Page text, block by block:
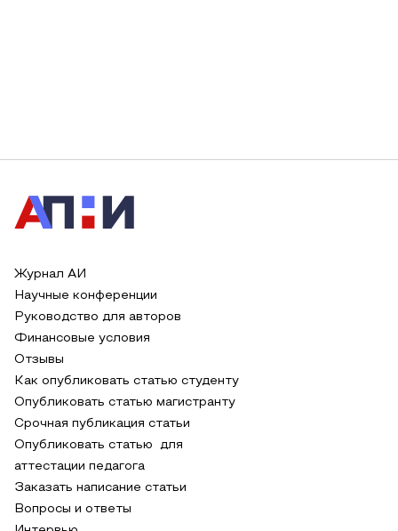
Журнал АИ
Научные конференции
Руководство для авторов
Финансовые условия
Отзывы
Как опубликовать статью студенту
Опубликовать статью магистранту
Срочная публикация статьи
Опубликовать статью для
аттестации педагога
Заказать написание статьи
Вопросы и ответы